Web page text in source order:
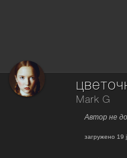
Mark G
Автор не
загружено 19